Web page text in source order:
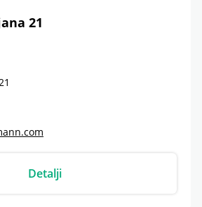
21
Detalji